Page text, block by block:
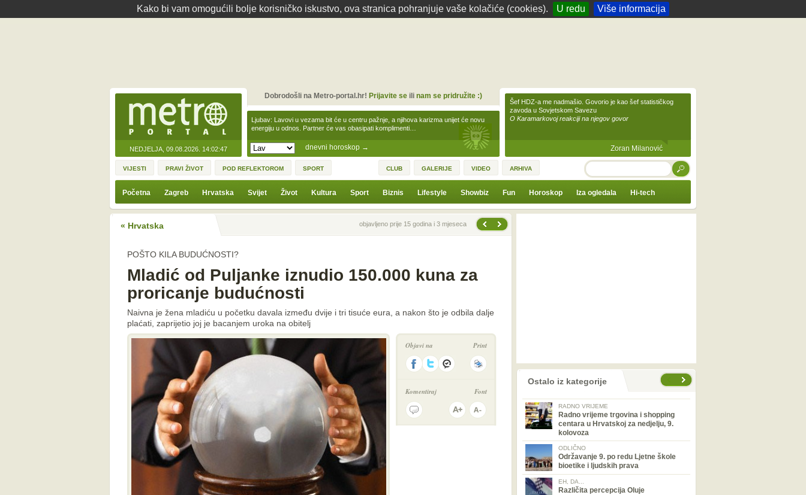
Kako bi vam omogućili bolje korisničko iskustvo, ova stranica pohranjuje vaše kolačiće (cookies). U redu Više informacija
NEDJELJA, 09.08.2026. 14:02:47 dnevni horoskop →
Ljubav: Lavovi u vezama bit će u centru pažnje, a njihova karizma unijet će novu
energiju u odnos. Partner će vas obasipati komplimenti…
Dobrodošli na Metro-portal.hr! Prijavite seili nam se pridružite :)
Šef HDZ-a me nadmašio. Govorio je kao šef statističkog
zavoda u Sovjetskom Savezu
O Karamarkovoj reakciji na njegov govor
Zoran Milanović
VIJESTI PRAVI ŽIVOT POD REFLEKTOROM SPORT CLUB GALERIJE VIDEO ARHIVA TRAŽI
Početna Zagreb Hrvatska Svijet Život Kultura Sport Biznis Lifestyle Showbiz Fun Horoskop Iza ogledala Hi-tech
« Hrvatska Prethodna vijestobjavljeno prije 15 godina i 3 mjeseca
POŠTO KILA BUDUĆNOSTI?
Mladić od Puljanke iznudio 150.000 kuna za
proricanje budućnosti
Naivna je žena mladiću u početku davala između dvije i tri tisuće eura, a nakon što je odbila dalje
plaćati, zaprijetio joj je bacanjem uroka na obitelj
Objavi na Print
Komentiraj Font
Ostalo iz kategorije
RADNO VRIJEME
Radno vrijeme trgovina i shopping
centara u Hrvatskoj za nedjelju, 9.
kolovoza
ODLIČNO
Održavanje 9. po redu Ljetne škole
bioetike i ljudskih prava
EH, DA...
Različita percepcija Oluje